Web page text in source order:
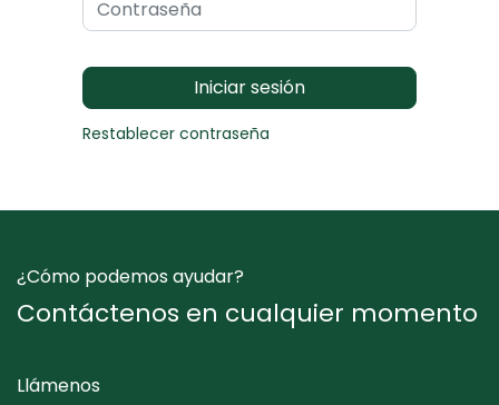
Iniciar sesión
Restablecer contraseña
¿Cómo podemos ayudar?
Contáctenos en cualquier momento
Llámenos